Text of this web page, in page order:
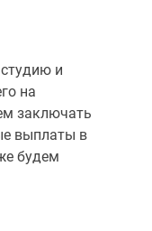
и
на
заключать
выплаты в
будем